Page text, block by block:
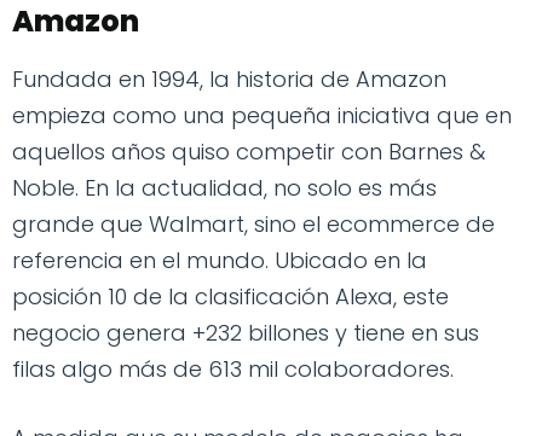
Amazon
Fundada en 1994, la historia de Amazon
empieza como una pequeña iniciativa que en
aquellos años quiso competir con Barnes &
Noble. En la actualidad, no solo es más
grande que Walmart, sino el ecommerce de
referencia en el mundo. Ubicado en la
posición 10 de la clasificación Alexa, este
negocio genera +232 billones y tiene en sus
filas algo más de 613 mil colaboradores.